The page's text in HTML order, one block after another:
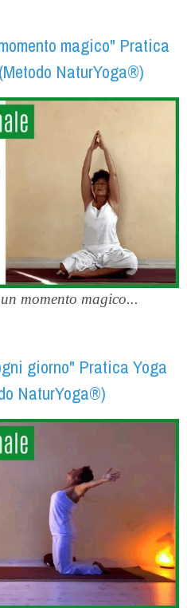
magico" Pratica
NaturYoga®)
momento magico...
giorno" Pratica Yoga
NaturYoga®)